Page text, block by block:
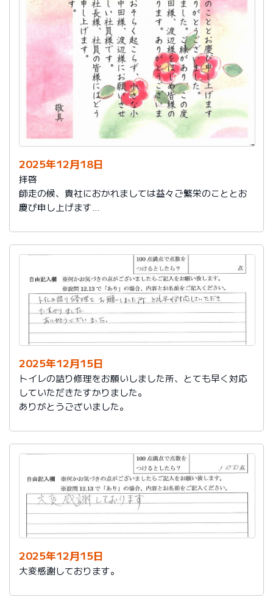
2025年12月18日
拝啓
師走の候、貴社におかれましては益々ご繁栄のこととお
慶び申し上げます
ざいました。
また、本日は心のこもったお葉書を受け取りました。ご
縁があり、この度の拙宅のリフォームを御社様にお願い
し、中田様、渡辺様をはじめ皆様のおかげをもちまし
て、毎日快適に暮らしております。ありがとうございま
した。
今後は、このような規模の修繕を行うことはおそらく起
こらず、小さな小さな修繕になろうかと思いますが、そ
の折は中田様、渡辺様にお願いさせていただくつもりで
おります。とても素晴らしい社員様です。
寒さもひとしお厳しい折でございますので、社長様、社
員の皆様にはどうぞくれぐれもご自愛くださいますよう
お祈り申し上げます。
敬具
2025年12月15日
トイレの詰り修理をお願いしました所、とても早く対応
していただきたすかりました。
ありがとうございました。
2025年12月15日
大変感謝しております。